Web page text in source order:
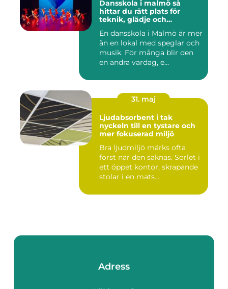
Dansskola i malmö så
hittar du rätt plats för
teknik, glädje och
En dansskola i Malmö är mer
än en lokal med speglar och
musik. För många blir den
en andra vardag, e...
31. maj
Ljudabsorbent i tak
nyckeln till en tystare och
mer fokuserad miljö
Bra ljudmiljö märks ofta
först när den saknas. Sorlet i
ett öppet kontor, skrapande
stolar i en mats...
Adress